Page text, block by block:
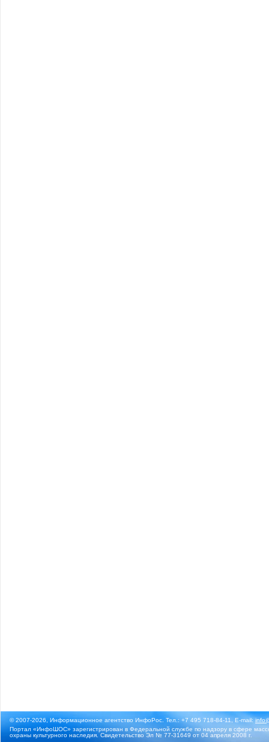
© 2007-2026, Информационное агентство ИнфоРос. Тел.: +7 495 718-84-11, E-mail:
Портал «ИнфоШОС» зарегистрирован в Федеральной службе по надзору в сфере
охраны культурного наследия. Свидетельство Эл № 77-31649 от 04 апреля 2008 г.